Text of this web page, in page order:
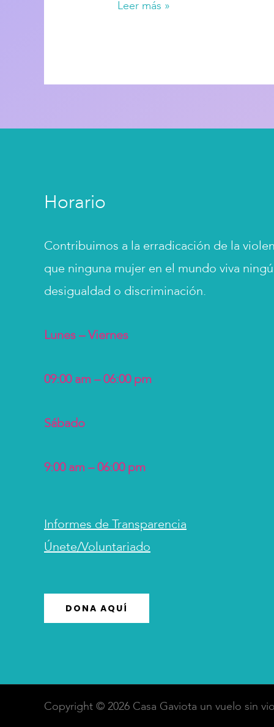
Leer más »
Horario
Contribuimos a la erradicación de la
que ninguna mujer en el mundo viva
desigualdad o discriminación.
Lunes – Viernes
09:00 am – 06:00 pm
Sábado
9:00 am – 06:00 pm
Informes de Transparencia
Únete/Voluntariado
DONA AQUÍ
Copyright © 2026 Casa Gaviota un vuelo sin